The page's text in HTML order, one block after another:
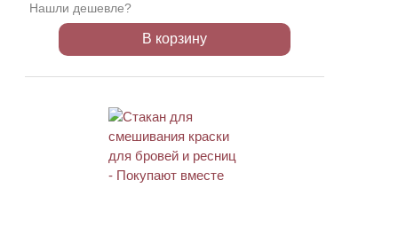
Нашли дешевле?
В корзину